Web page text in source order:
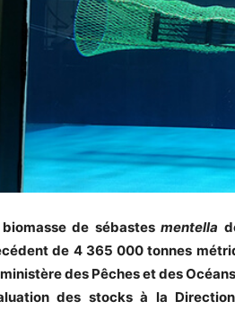
de sébastes mentella
de 4 365 000 tonnes
des Pêches et des
des stocks à la